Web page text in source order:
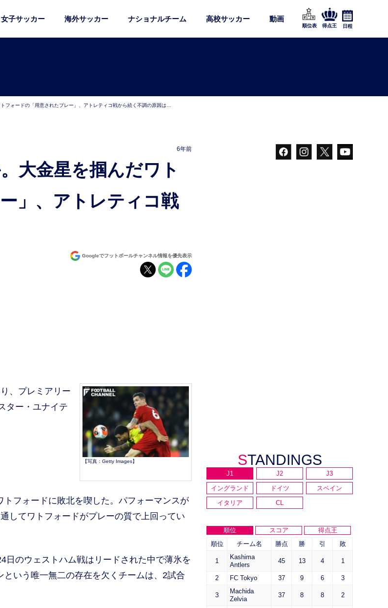
女子サッカー 海外サッカー ナショナルチーム 高校サッカー 動画
順位表 得点王 日程
フォードの「用意されたプレー」、アトレティコ戦から続く不調の原因は…
6年前
」、アトレティコ戦
Googleでフットボールチャンネル情報を優先表示
【写真：Getty Images】
、プレミアリー
ター・ユナイテ
フォードに敗北を喫した。パフォーマンスが
してワトフォードがプレーの質で上回ってい
のウェストハム戦はリードされた中で薄氷を
いう唯一無二の存在を欠くチームは、2試合
STANDINGS
J1 J2
J3
イングランド
ドイツ
スペイン
イタリア
CL
順位 スコア
得点王
順位
チーム名 勝点 勝 引 敗
1
Kashima
Antlers
45 13 4 1
2 FC Tokyo 37 9 6 3
3
Machida
Zelvia
37 8 8 2